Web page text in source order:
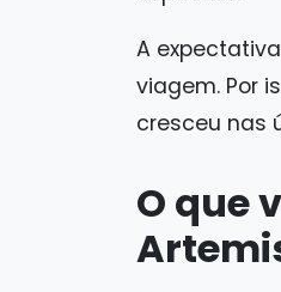
A
viagem. Por
cresceu nas
O que